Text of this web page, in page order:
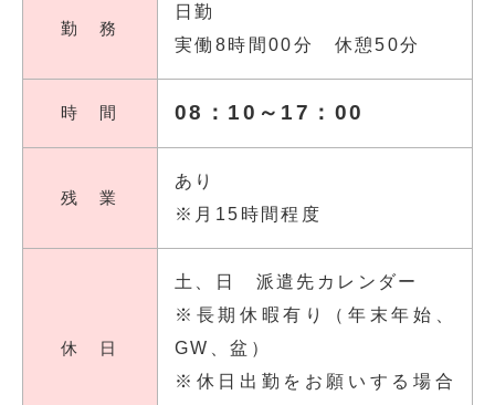
勤 務
日勤
実働8時間00分 休憩50分
時 間 08：10～17：00
残 業
あり
※月15時間程度
休 日
土、日 派遣先カレンダー
※長期休暇有り（年末年始、
GW、盆）
※休日出勤をお願いする場合